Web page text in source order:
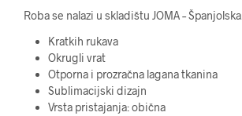
Roba se nalazi u skladištu JOMA – Španjolska.
Kratkih rukava
Okrugli vrat
Otporna i prozračna lagana tkanina
Sublimacijski dizajn
Vrsta pristajanja: obična